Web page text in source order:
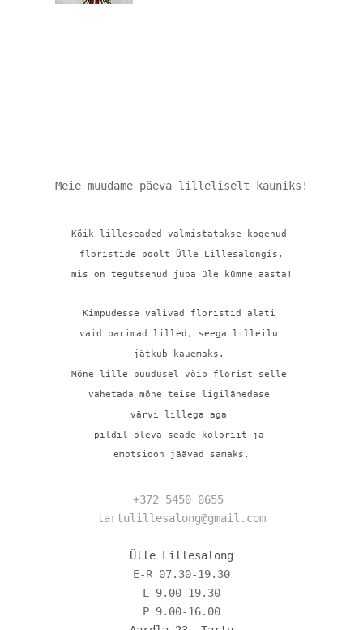
Meie muudame päeva lilleliselt kauniks!
Kõik lilleseaded valmistatakse kogenud
floristide poolt Ülle Lillesalongis,
mis on tegutsenud juba üle kümne aasta!
Kimpudesse valivad floristid alati
vaid parimad lilled, seega lilleilu
jätkub kauemaks.
Mõne lille puudusel võib florist selle
vahetada mõne teise ligilähedase
värvi lillega aga
pildil oleva seade koloriit ja
emotsioon jäävad samaks.
+372 5450 0655
tartulillesalong@gmail.com
Ülle Lillesalong
E-R 07.30-19.30
L 9.00-19.30